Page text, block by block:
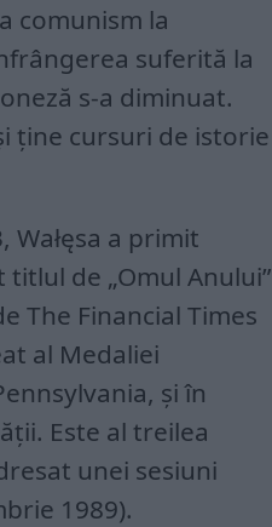
comunism la
suferită la
s-a diminuat.
ține cursuri de istorie
Wałęsa a primit
de „Omul Anului”
The Financial Times
al Medaliei
și în
Este al treilea
unei sesiuni
1989).